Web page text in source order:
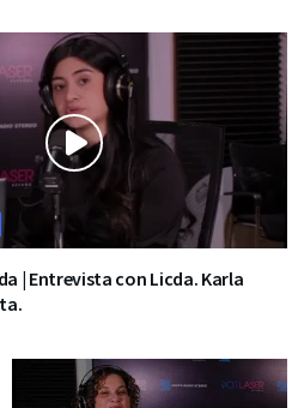
| Entrevista con Licda. Karla